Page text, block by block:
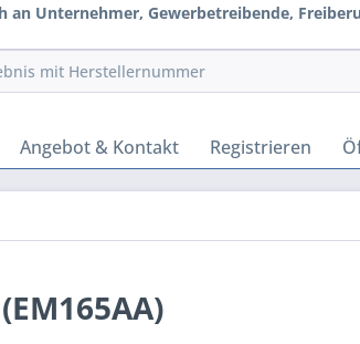
an Unternehmer, Gewerbetreibende,
Angebot & Kontakt Registrieren